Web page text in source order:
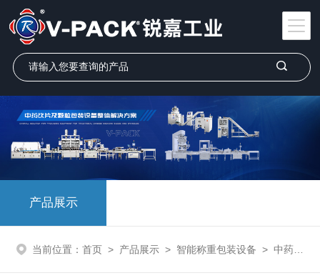
产品展示
当前位置： 首页 > 产品展示 > 智能称重包装设备 > 中药饮片称重包装机